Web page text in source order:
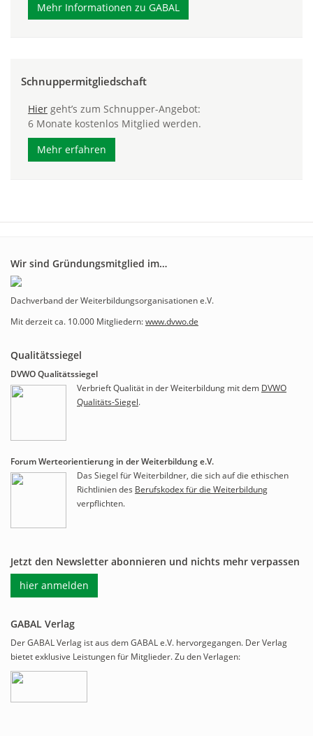
Mehr Informationen zu GABAL
Schnuppermitgliedschaft
Hier geht’s zum Schnupper-Angebot:
6 Monate kostenlos Mitglied werden.
Mehr erfahren
Wir sind Gründungsmitglied im…
Dachverband der Weiterbildungsorganisationen e.V.
Mit derzeit ca. 10.000 Mitgliedern:www.dvwo.de
Qualitätssiegel
DVWO Qualitätssiegel
Verbrieft Qualität in der Weiterbildung mit dem DVWO
Qualitäts-Siegel.
Forum Werteorientierung in der Weiterbildung e.V.
Das Siegel für Weiterbildner, die sich auf die ethischen
Richtlinien des Berufskodex für die Weiterbildung
verpflichten.
Jetzt den Newsletter abonnieren und nichts mehr verpassen
hier anmelden
GABAL Verlag
Der GABAL Verlag ist aus dem GABAL e.V. hervorgegangen. Der Verlag
bietet exklusive Leistungen für Mitglieder. Zu den Verlagen: